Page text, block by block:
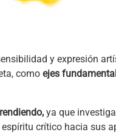
y expresión
como ejes
ya que
crítico hacia sus